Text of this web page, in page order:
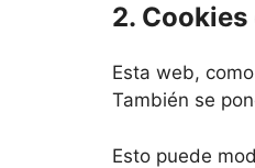
2.
Esta web,
También se
Esto puede